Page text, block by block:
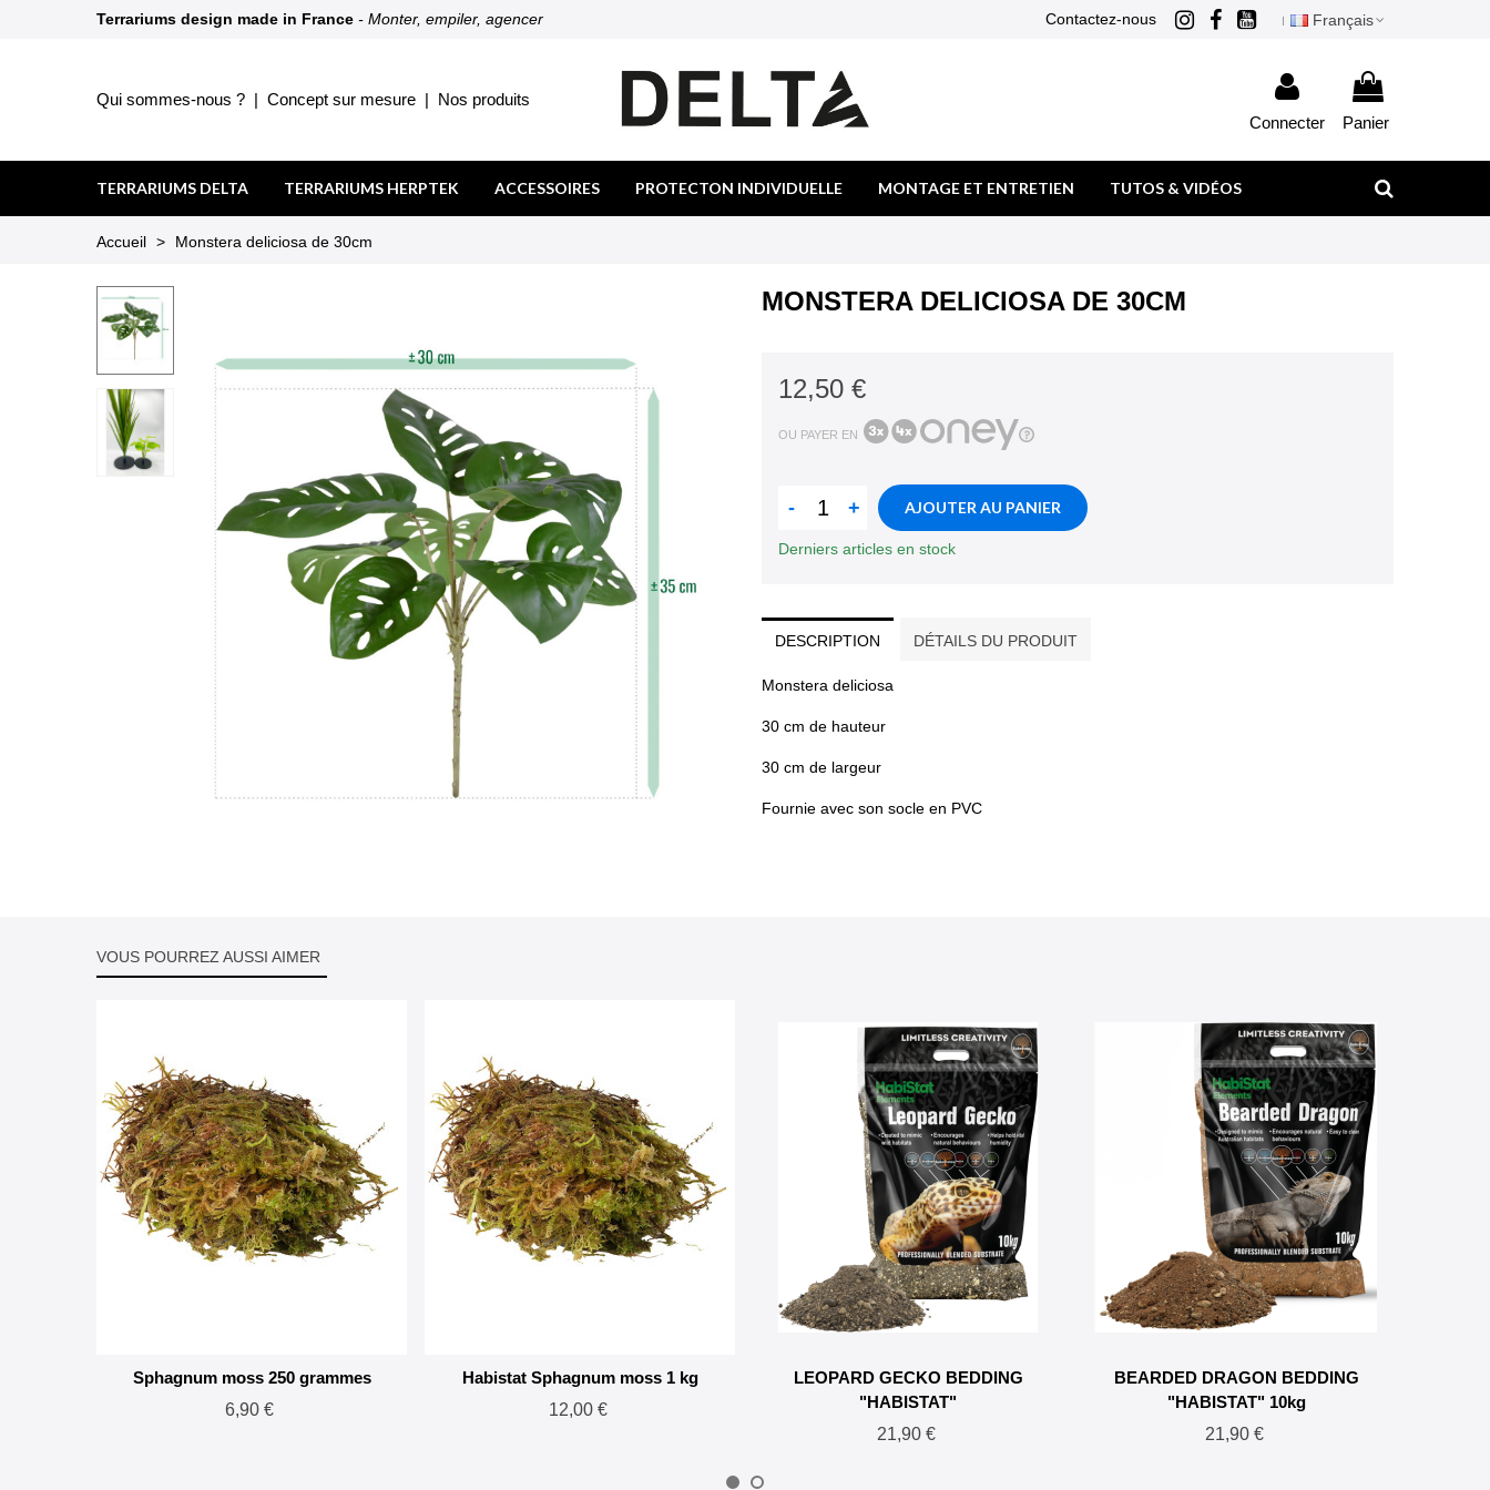
Terrariums design made in France - Monter, empiler, agencer Contactez-nous Français
Qui sommes-nous ? | Concept sur mesure | Nos produits
Connecter
Panier
TERRARIUMS DELTA TERRARIUMS HERPTEK ACCESSOIRES PROTECTON INDIVIDUELLE MONTAGE ET ENTRETIEN TUTOS & VIDÉOS
Accueil > Monstera deliciosa de 30cm
MONSTERA DELICIOSA DE 30CM
12,50 €
OU PAYER EN
- + AJOUTER AU PANIER
Derniers articles en stock
DESCRIPTION DÉTAILS DU PRODUIT
Monstera deliciosa
30 cm de hauteur
30 cm de largeur
Fournie avec son socle en PVC
VOUS POURREZ AUSSI AIMER
Sphagnum moss 250 grammes
6,90 €
Habistat Sphagnum moss 1 kg
12,00 €
LEOPARD GECKO BEDDING
"HABISTAT"
21,90 €
BEARDED DRAGON BEDDING
"HABISTAT" 10kg
21,90 €